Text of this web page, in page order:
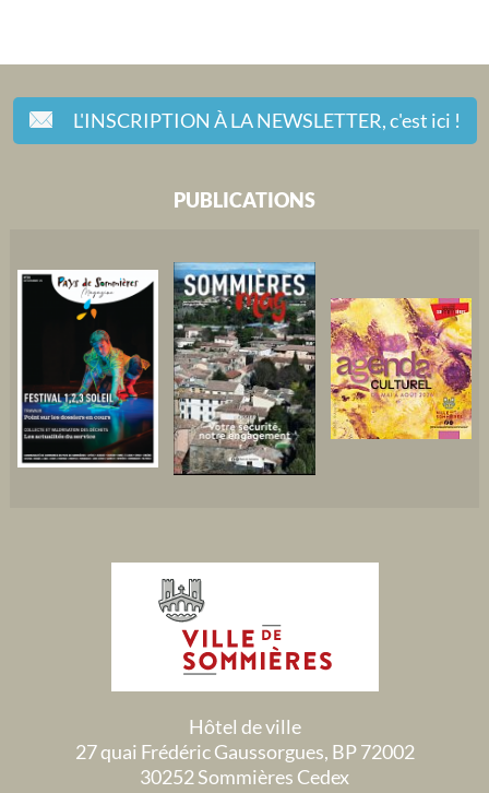
L'INSCRIPTION À LA NEWSLETTER,c'est ici !
PUBLICATIONS
Hôtel de ville
27 quai Frédéric Gaussorgues, BP 72002
30252 Sommières Cedex